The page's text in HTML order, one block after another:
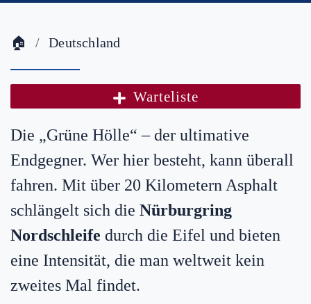
🏠 Deutschland
Warteliste
Die „Grüne Hölle“ – der ultimative
Endgegner. Wer hier besteht, kann überall
fahren. Mit über 20 Kilometern Asphalt
schlängelt sich die Nürburgring
Nordschleife durch die Eifel und bieten
eine Intensität, die man weltweit kein
zweites Mal findet.